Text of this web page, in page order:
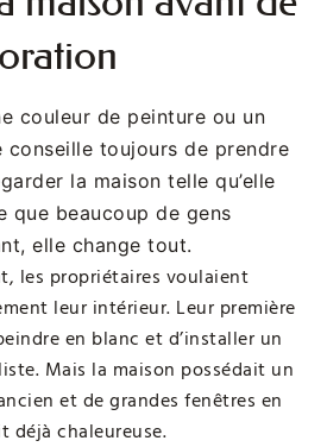
couleur de peinture ou un
conseille toujours de prendre
la maison telle qu’elle
que beaucoup de gens
elle change tout.
les propriétaires voulaient
leur intérieur. Leur première
en blanc et d’installer un
Mais la maison possédait un
et de grandes fenêtres en
déjà chaleureuse.